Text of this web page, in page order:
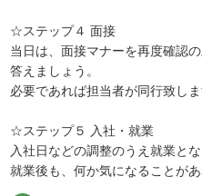
☆ステップ４ 面接
当日は、面接マナーを再度確認
答えましょう。
必要であれば担当者が同行致しま
☆ステップ５ 入社・就業
入社日などの調整のうえ就業とな
就業後も、何か気になることが